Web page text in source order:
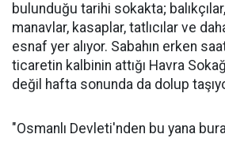
bulunduğu tarihi sokakta;
manavlar, kasaplar, tatlıcılar ve
esnaf yer alıyor. Sabahın erken
ticaretin kalbinin attığı Havra
değil hafta sonunda da dolup
"Osmanlı Devleti'nden bu yana